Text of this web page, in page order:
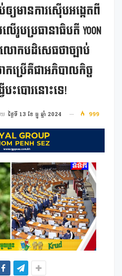
យមានការស៊ើបអង្កេតពី
រូបប្រធានាធិបតី Yoon
ោកបដិសេធថាច្បាប់
ប្រើគឺជាអភិបាលកិច្ច
បះបោរនោះទេ!
យ ថ្ងៃទី 13 ខែ ធ្នូ ឆ្នាំ 2024 999